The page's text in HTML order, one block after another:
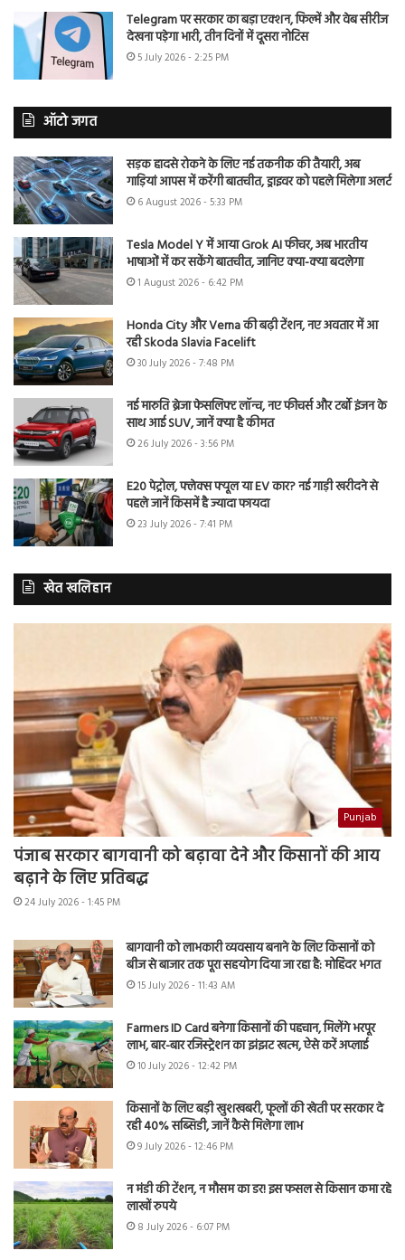
Telegram पर सरकार का बड़ा एक्शन, फिल्में और वेब सीरीज
देखना पड़ेगा भारी, तीन दिनों में दूसरा नोटिस
5 July 2026 - 2:25 PM
ऑटो जगत
सड़क हादसे रोकने के लिए नई तकनीक की तैयारी, अब
गाड़ियां आपस में करेंगी बातचीत, ड्राइवर को पहले मिलेगा अलर्ट
6 August 2026 - 5:33 PM
Tesla Model Y में आया Grok AI फीचर, अब भारतीय
भाषाओं में कर सकेंगे बातचीत, जानिए क्या-क्या बदलेगा
1 August 2026 - 6:42 PM
Honda City और Verna की बढ़ी टेंशन, नए अवतार में आ
रही Skoda Slavia Facelift
30 July 2026 - 7:48 PM
नई मारुति ब्रेजा फेसलिफ्ट लॉन्च, नए फीचर्स और टर्बो इंजन के
साथ आई SUV, जानें क्या है कीमत
26 July 2026 - 3:56 PM
E20 पेट्रोल, फ्लेक्स फ्यूल या EV कार? नई गाड़ी खरीदने से
पहले जानें किसमें है ज्यादा फायदा
23 July 2026 - 7:41 PM
खेत खलिहान
Punjab
पंजाब सरकार बागवानी को बढ़ावा देने और किसानों की आय
बढ़ाने के लिए प्रतिबद्ध
24 July 2026 - 1:45 PM
बागवानी को लाभकारी व्यवसाय बनाने के लिए किसानों को
बीज से बाजार तक पूरा सहयोग दिया जा रहा है: मोहिंदर भगत
15 July 2026 - 11:43 AM
Farmers ID Card बनेगा किसानों की पहचान, मिलेंगे भरपूर
लाभ, बार-बार रजिस्ट्रेशन का झंझट खत्म, ऐसे करें अप्लाई
10 July 2026 - 12:42 PM
किसानों के लिए बड़ी खुशखबरी, फूलों की खेती पर सरकार दे
रही 40% सब्सिडी, जानें कैसे मिलेगा लाभ
9 July 2026 - 12:46 PM
न मंडी की टेंशन, न मौसम का डर! इस फसल से किसान कमा रहे
लाखों रुपये
8 July 2026 - 6:07 PM